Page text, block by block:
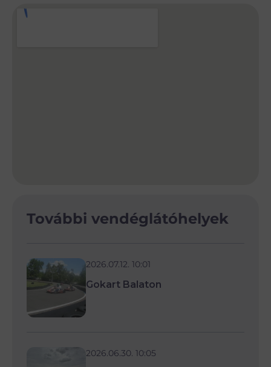
További vendéglátóhelyek
2026.07.12. 10:01
Gokart Balaton
2026.06.30. 10:05